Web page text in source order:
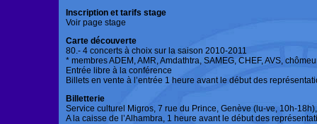
Inscription et tarifs stage
Voir page stage
Carte découverte
80.- 4 concerts à choix sur la saison 2010-2011
* membres ADEM, AMR, Amdathtra, SAMEG, CHEF, AVS,
Entrée libre à la conférence
Billets en vente à l’entrée 1 heure avant le début des
Billetterie
Service culturel Migros, 7 rue du Prince, Genève (lu-ve, 10h-
A la caisse de l’Alhambra, 1 heure avant le début des